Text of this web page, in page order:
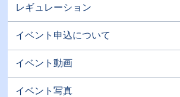
レギュレーション
イベント申込について
イベント動画
イベント写真